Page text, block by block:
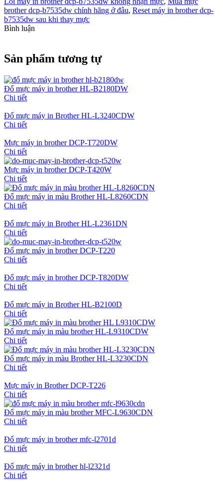
brother dcp-b7535dw chính hãng ở đâu, Reset máy in brother dcp-
b7535dw sau khi thay mực
Bình luận
Sản phẩm tương tự
Đổ mực máy in brother HL-B2180DW
Chi tiết
Đổ mực máy in Brother HL-L3240CDW
Chi tiết
Mực máy in brother DCP-T720DW
Chi tiết
Mực máy in brother DCP-T420W
Chi tiết
Đổ mực máy in màu Brother HL-L8260CDN
Chi tiết
Đổ mực máy in Brother HL-L2361DN
Chi tiết
Đổ mực máy in brother DCP-T220
Chi tiết
Đổ mực máy in brother DCP-T820DW
Chi tiết
Đổ mực máy in Brother HL-B2100D
Chi tiết
Đổ mực máy in màu brother HL-L9310CDW
Chi tiết
Đổ mực máy in màu Brother HL-L3230CDN
Chi tiết
Mực máy in Brother DCP-T226
Chi tiết
Đổ mực máy in màu brother MFC-L9630CDN
Chi tiết
Đổ mực máy in brother mfc-l2701d
Chi tiết
Đổ mực máy in brother hl-l2321d
Chi tiết